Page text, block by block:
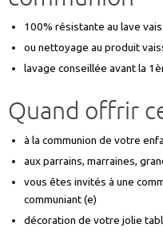
100% résistante au lave
ou nettoyage au produit
lavage conseillée avant la
Quand offrir
à la communion de votre
aux parrains, marraines,
vous êtes invités à une
communiant (e)
décoration de votre jolie